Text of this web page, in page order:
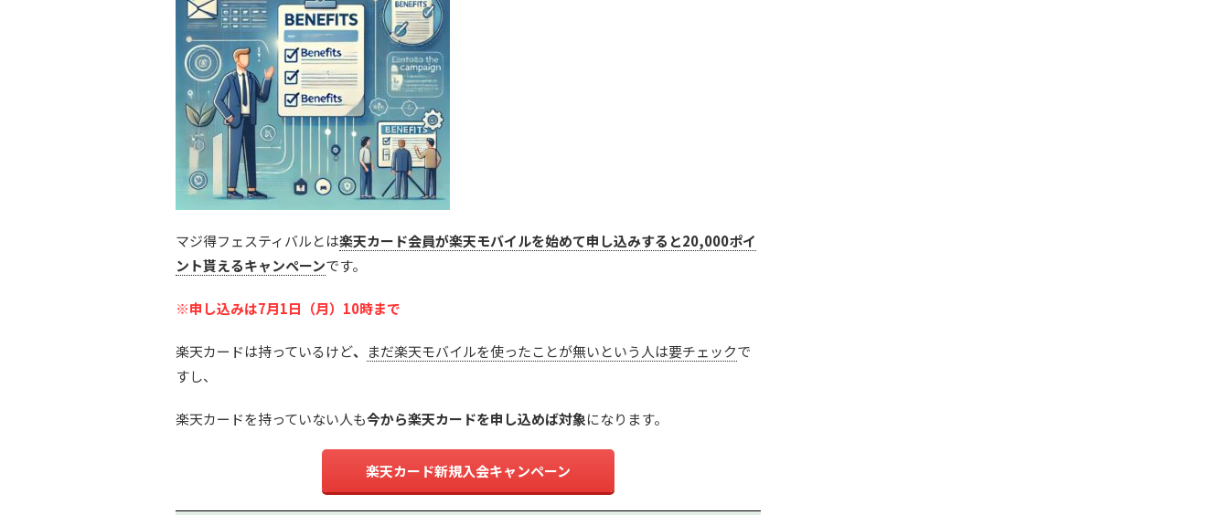
マジ得フェスティバルとは楽天カード会員が楽天モバイルを始めて申し込みすると20,000ポイ
ント貰えるキャンペーンです。
※申し込みは7月1日（月）10時まで
楽天カードは持っているけど、 まだ楽天モバイルを使ったことが無いという人は要チェックで
すし、
楽天カードを持っていない人も今から楽天カードを申し込めば対象になります。
楽天カード新規入会キャンペーン